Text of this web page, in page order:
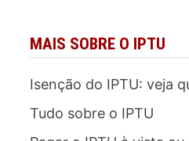
MAIS SOBRE O IPTU
Isenção do IPTU: veja
Tudo sobre o IPTU